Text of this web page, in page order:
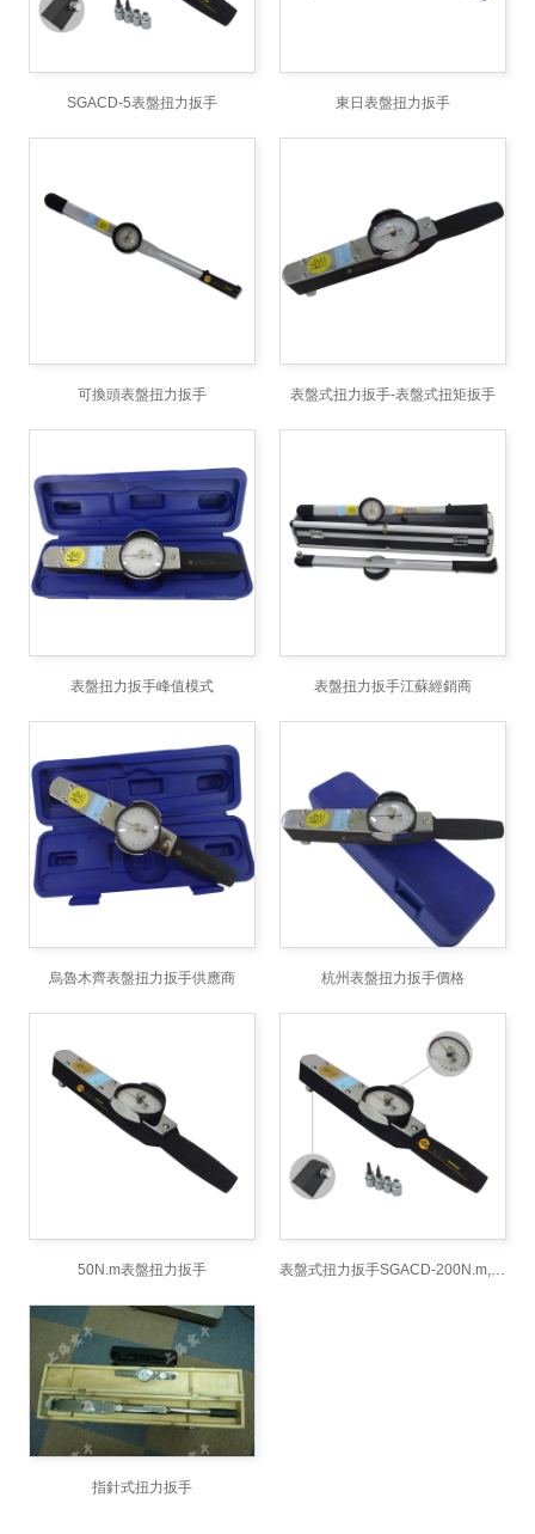
SGACD-5表盤扭力扳手 東日表盤扭力扳手
可換頭表盤扭力扳手 表盤式扭力扳手-表盤式扭矩扳手
表盤扭力扳手峰值模式 表盤扭力扳手江蘇經銷商
烏魯木齊表盤扭力扳手供應商 杭州表盤扭力扳手價格
50N.m表盤扭力扳手 表盤式扭力扳手SGACD-200N.m,腳手架扣件扭力檢測扳手,帶表的扭矩
指針式扭力扳手